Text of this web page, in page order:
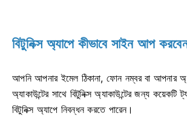
বিটুনিক্স অ্যাপে কীভাবে সাইন আপ
আপনি আপনার ইমেল ঠিকানা, ফোন নম্বর বা আপনার
অ্যাকাউন্টের সাথে বিটুনিক্স অ্যাকাউন্টের জন্য কয়েকটি
বিটুনিক্স অ্যাপে নিবন্ধন করতে পারেন।